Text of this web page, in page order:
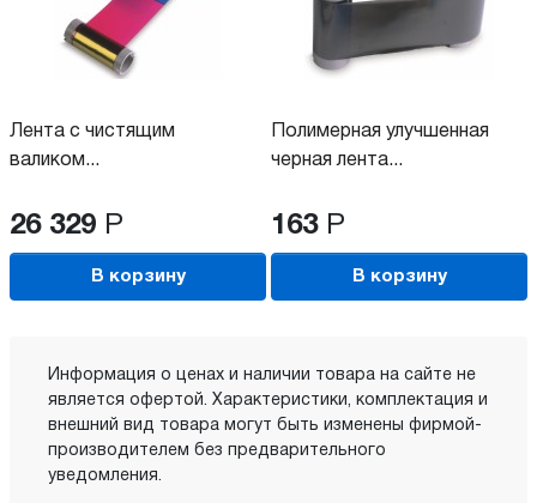
Лента с чистящим
валиком...
26 329 Р
В корзину
Полимерная улучшенная
черная лента...
163 Р
В корзину
Информация о ценах и наличии товара на сайте не
является офертой. Характеристики, комплектация и
внешний вид товара могут быть изменены фирмой-
производителем без предварительного
уведомления.